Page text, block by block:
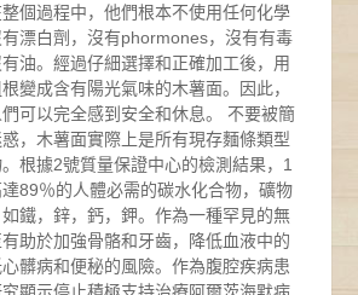
個過程中，他們根本不使用任何化學
漂白劑，沒有phormones，沒有有毒
油。經過仔細選擇和正確加工後，用
變成含有陽光氣味的木薯面。因此，
可以完全感到安全和休息。 不要被簡
，木薯面實際上是所有現存麵條類型
根據2號質量保證中心的檢測結果，1
89％的人體必需的碳水化合物，礦物
鐵，鋅，鈣，鉀。作為一種罕見的無
助於加強骨骼和牙齒，降低血液中的
髒病和便秘的風險。作為腹腔疾病患